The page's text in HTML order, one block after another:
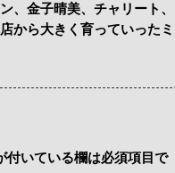
、金子晴美、チャリート、
から大きく育っていったミ
付いている欄は必須項目で